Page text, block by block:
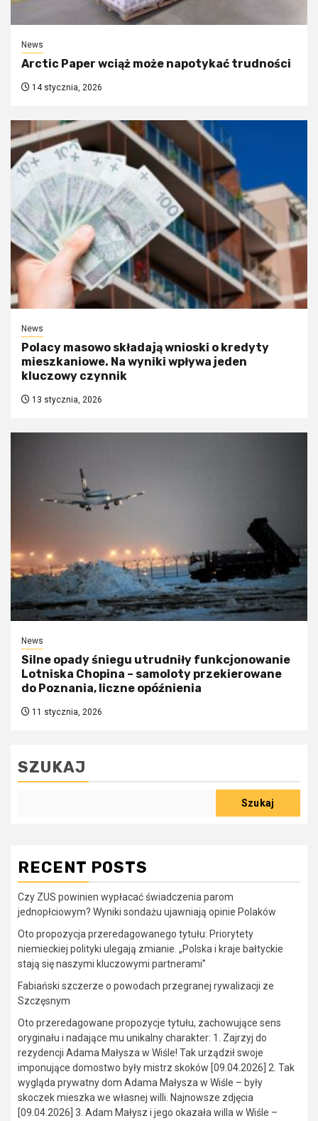
News
Arctic Paper wciąż może napotykać trudności
14 stycznia, 2026
News
Polacy masowo składają wnioski o kredyty
mieszkaniowe. Na wyniki wpływa jeden
kluczowy czynnik
13 stycznia, 2026
News
Silne opady śniegu utrudniły funkcjonowanie
Lotniska Chopina – samoloty przekierowane
do Poznania, liczne opóźnienia
11 stycznia, 2026
SZUKAJ
Szukaj
RECENT POSTS
Czy ZUS powinien wypłacać świadczenia parom
jednopłciowym? Wyniki sondażu ujawniają opinie Polaków
Oto propozycja przeredagowanego tytułu: Priorytety
niemieckiej polityki ulegają zmianie. „Polska i kraje bałtyckie
stają się naszymi kluczowymi partnerami”
Fabiański szczerze o powodach przegranej rywalizacji ze
Szczęsnym
Oto przeredagowane propozycje tytułu, zachowujące sens
oryginału i nadające mu unikalny charakter: 1. Zajrzyj do
rezydencji Adama Małysza w Wiśle! Tak urządził swoje
imponujące domostwo były mistrz skoków [09.04.2026] 2. Tak
wygląda prywatny dom Adama Małysza w Wiśle – były
skoczek mieszka we własnej willi. Najnowsze zdjęcia
[09.04.2026] 3. Adam Małysz i jego okazała willa w Wiśle –